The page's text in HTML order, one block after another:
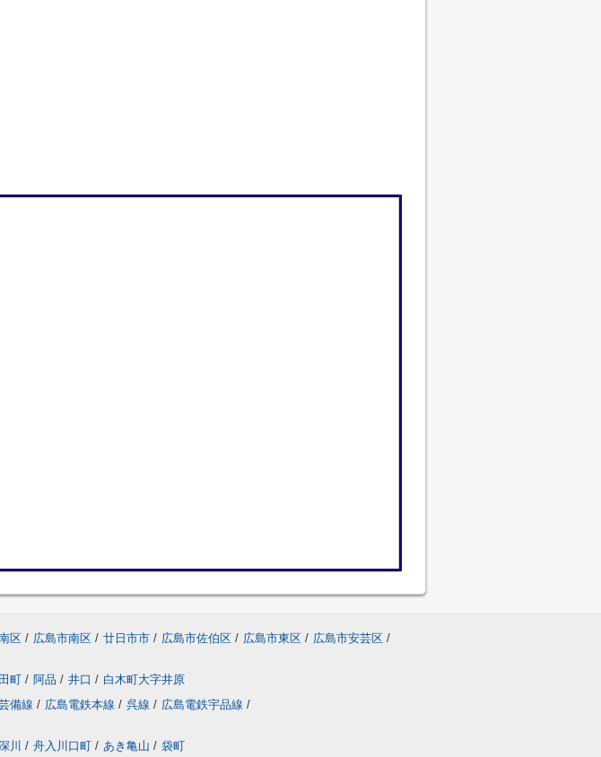
区 / 広島市南区 / 廿日市市 / 広島市佐伯区 / 広島市東区 / 広島市安芸区 /
町 / 阿品 / 井口 / 白木町大字井原
備線 / 広島電鉄本線 / 呉線 / 広島電鉄宇品線 /
川 / 舟入川口町 / あき亀山 / 袋町